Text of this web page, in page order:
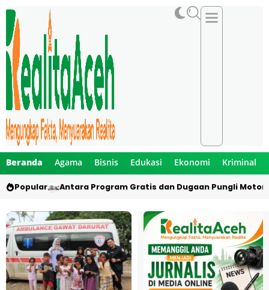
Beranda Agama Bisnis Edukasi Ekonomi Kriminal
Popular Antara Program Gratis dan Dugaan Pungli Motor